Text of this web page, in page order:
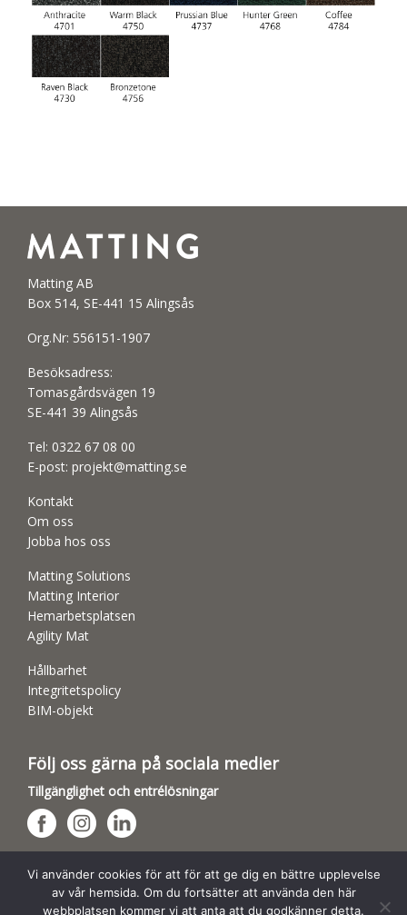
Matting AB
Box 514, SE-441 15 Alingsås
Org.Nr: 556151-1907
Besöksadress:
Tomasgårdsvägen 19
SE-441 39 Alingsås
Tel: 0322 67 08 00
E-post: projekt@matting.se
Kontakt
Om oss
Jobba hos oss
Matting Solutions
Matting Interior
Hemarbetsplatsen
Agility Mat
Hållbarhet
Integritetspolicy
BIM-objekt
Följ oss gärna på sociala medier
Tillgänglighet och entrélösningar
Hundsporthallar
Vi använder cookies för att för att ge dig en bättre upplevelse
av vår hemsida. Om du fortsätter att använda den här
webbplatsen kommer vi att anta att du godkänner detta.